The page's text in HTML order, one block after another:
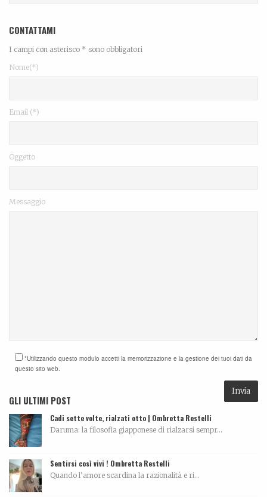
CONTATTAMI
I campi con asterisco * sono obbligatori
Nome(*)
Email (*)
Oggetto
Messaggio
*Utilizzando questo modulo accetti la memorizzazione e la gestione dei tuoi dati da
questo sito web.
GLI ULTIMI POST
Cadi sette volte, rialzati otto | Ombretta Restelli
Daruma: la filosofia giapponese di rialzarsi sempr...
Sentirsi così vivi ! Ombretta Restelli
Quando l’amore scardina la razionalità e ri...